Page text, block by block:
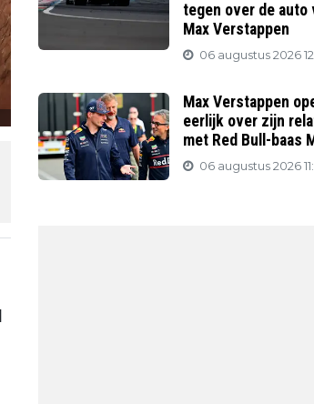
tegen over de auto
Max Verstappen
06 augustus 2026
Max Verstappen
eerlijk over zijn
met Red Bull-baas
06 augustus 2026